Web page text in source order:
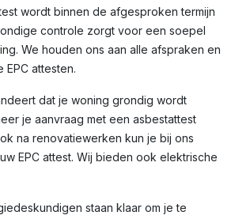
wordt binnen de afgesproken termijn
controle zorgt voor een soepel
We houden ons aan alle afspraken en
attesten.
dat je woning grondig wordt
je aanvraag met een asbestattest
na renovatiewerken kun je bij ons
EPC attest. Wij bieden ook elektrische
staan klaar om je te